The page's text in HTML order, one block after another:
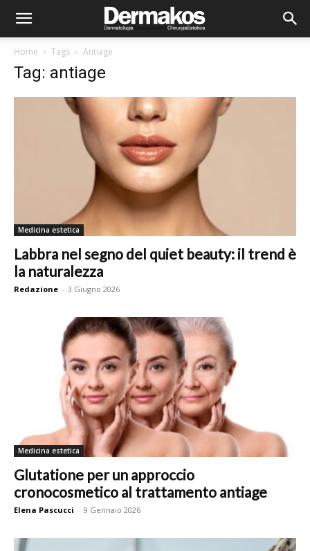
Home Tags Antiage
Tag: antiage
Medicina estetica
Labbra nel segno del quiet beauty: il trend è
la naturalezza
Redazione - 3 Giugno 2026
Medicina estetica
Glutatione per un approccio
cronocosmetico al trattamento antiage
Elena Pascucci - 9 Gennaio 2026